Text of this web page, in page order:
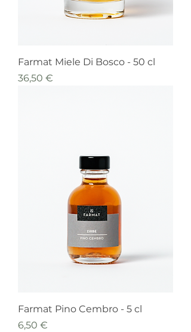
Farmat Miele Di Bosco - 50 cl
Prezzo
36,50 €
Farmat Pino Cembro - 5 cl
Prezzo
6,50 €